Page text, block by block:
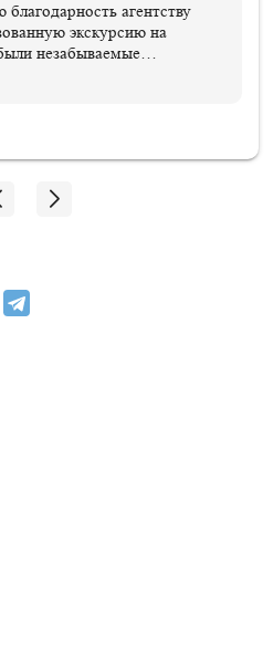
агентству
экскурсию на
незабываемые
организаторам огромное
останутся навсегда.
совершил подвиг и погиб его